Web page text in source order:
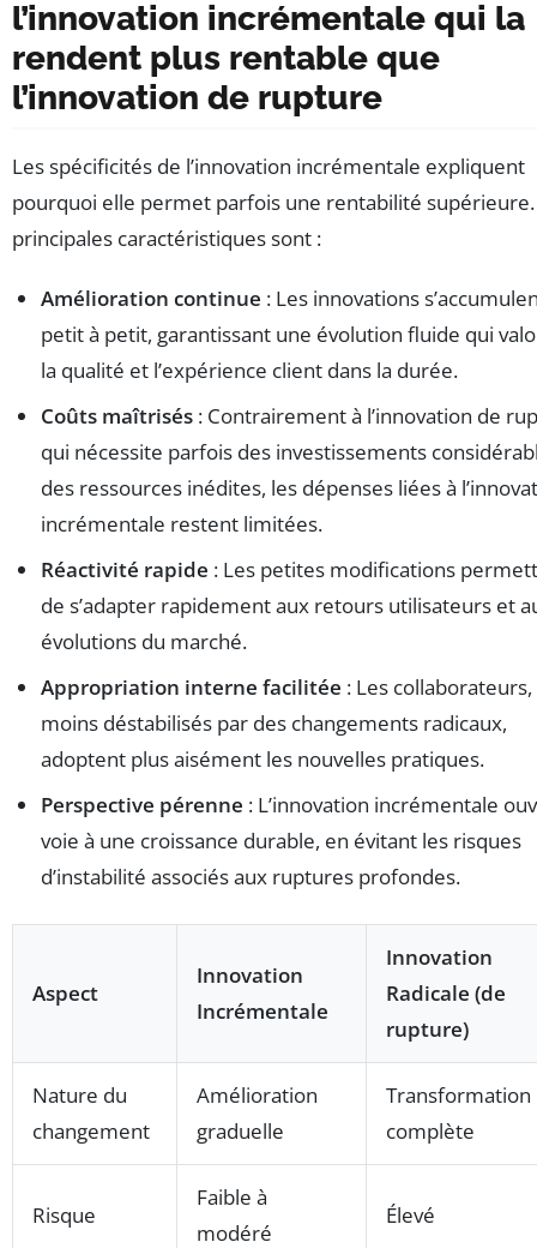
l’innovation incrémentale qui la
rendent plus rentable que
l’innovation de rupture
Les spécificités de l’innovation incrémentale expliquent
pourquoi elle permet parfois une rentabilité supérieure.
principales caractéristiques sont :
Amélioration continue : Les innovations
petit à petit, garantissant une évolution fluide qui
la qualité et l’expérience client dans la durée.
Coûts maîtrisés : Contrairement à l’innovation de
qui nécessite parfois des investissements
des ressources inédites, les dépenses liées à
incrémentale restent limitées.
Réactivité rapide : Les petites modifications
de s’adapter rapidement aux retours utilisateurs et
évolutions du marché.
Appropriation interne facilitée : Les collaborateurs,
moins déstabilisés par des changements radicaux,
adoptent plus aisément les nouvelles pratiques.
Perspective pérenne : L’innovation incrémentale
voie à une croissance durable, en évitant les risques
d’instabilité associés aux ruptures profondes.
Aspect
Innovation
Incrémentale
Innovation
Radicale (de
rupture)
Nature du
changement
Amélioration
graduelle
Transformation
complète
Risque
Faible à
modéré
Élevé